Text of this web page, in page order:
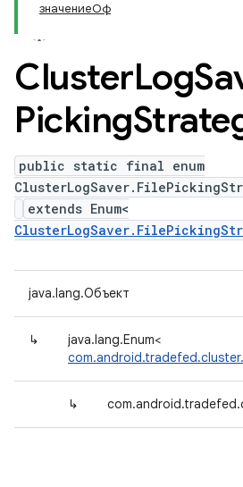
значениеОф
ClusterLog
Picking
public static final enum
extends Enum<
java.lang.Объект
↳
java.lang.Enum<
↳